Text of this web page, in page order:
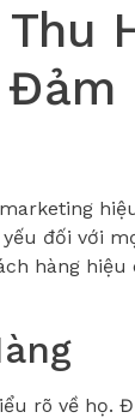
đối với
hàng hiệu
rõ về họ.